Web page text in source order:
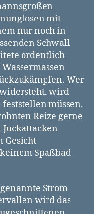
mit
nur noch in
Schwall
ordentlich
Wer
widersteht, wird
müssen,
Reize gerne
Gesicht
Spaßbad
Strom-
wird das